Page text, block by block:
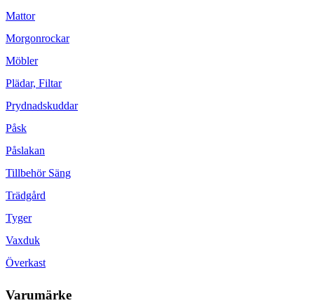
Mattor
Morgonrockar
Möbler
Plädar, Filtar
Prydnadskuddar
Påsk
Påslakan
Tillbehör Säng
Trädgård
Tyger
Vaxduk
Överkast
Varumärke